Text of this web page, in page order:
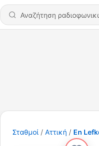
Σταθμοί Αττική En